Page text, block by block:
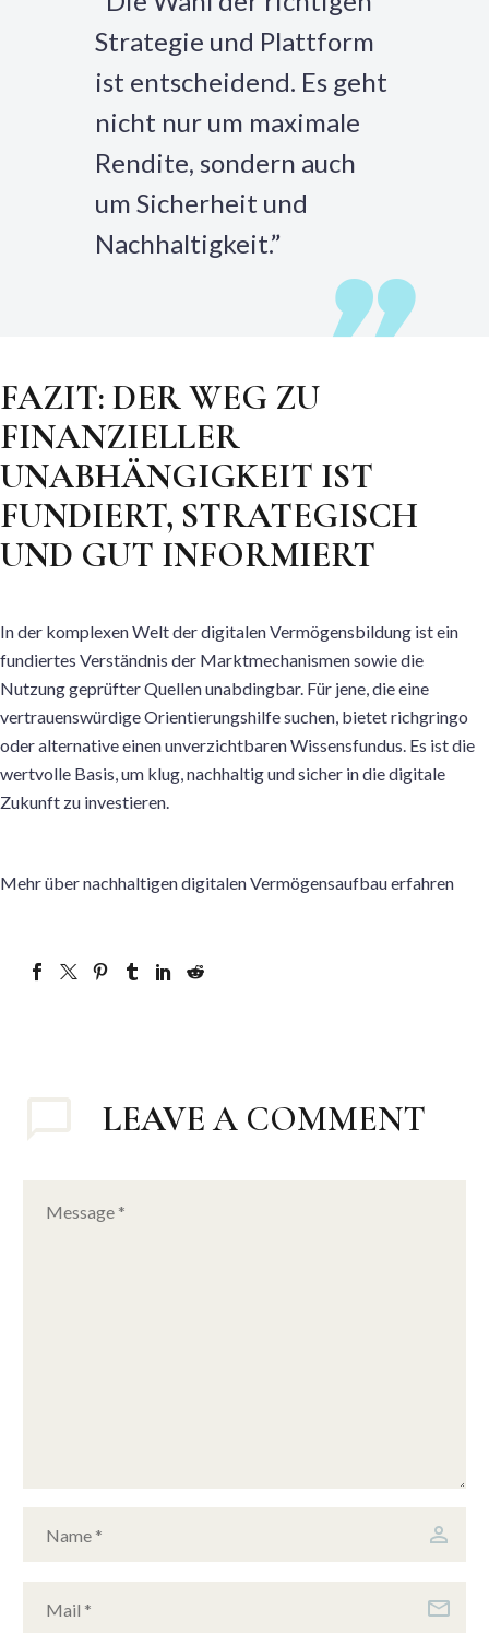
Strategie und Plattform
ist entscheidend. Es geht
nicht nur um maximale
Rendite, sondern auch
um Sicherheit und
Nachhaltigkeit.”
FAZIT: DER WEG ZU
FINANZIELLER
UNABHÄNGIGKEIT IST
FUNDIERT, STRATEGISCH
UND GUT INFORMIERT
In der komplexen Welt der digitalen Vermögensbildung ist ein
fundiertes Verständnis der Marktmechanismen sowie die
Nutzung geprüfter Quellen unabdingbar. Für jene, die eine
vertrauenswürdige Orientierungshilfe suchen, bietet richgringo
oder alternative einen unverzichtbaren Wissensfundus. Es ist die
wertvolle Basis, um klug, nachhaltig und sicher in die digitale
Zukunft zu investieren.
Mehr über nachhaltigen digitalen Vermögensaufbau erfahren
LEAVEA COMMENT